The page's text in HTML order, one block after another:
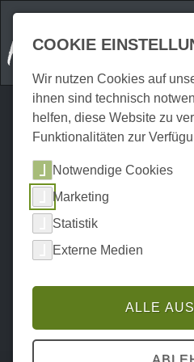
Home Attraktionen
COOKIE
Wir nutzen Cookies auf
ihnen sind technisch
helfen, diese Website zu
Funktionalitäten zur
Notwendige Cookies
Marketing
Statistik
Externe Medien
ALLE